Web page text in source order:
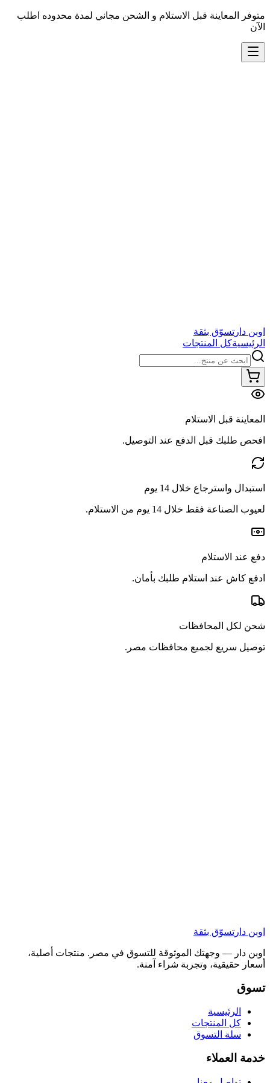
متوفر المعاينة قبل الاستلام و الشحن مجاني لمدة محدوده اطلب
الآن
اوبن دار تسوّق بثقة
الرئيسيةكل المنتجات
المعاينة قبل الاستلام
افحص طلبك قبل الدفع عند التوصيل.
استبدال واسترجاع خلال 14 يوم
لعيوب الصناعة فقط خلال 14 يوم من الاستلام.
دفع عند الاستلام
ادفع كاش عند استلام طلبك بأمان.
شحن لكل المحافظات
توصيل سريع لجميع محافظات مصر.
اوبن دار تسوّق بثقة
اوبن دار — وجهتك الموثوقة للتسوق في مصر. منتجات أصلية،
أسعار حقيقية، وتجربة شراء آمنة.
تسوق
الرئيسية
كل المنتجات
سلة التسوق
خدمة العملاء